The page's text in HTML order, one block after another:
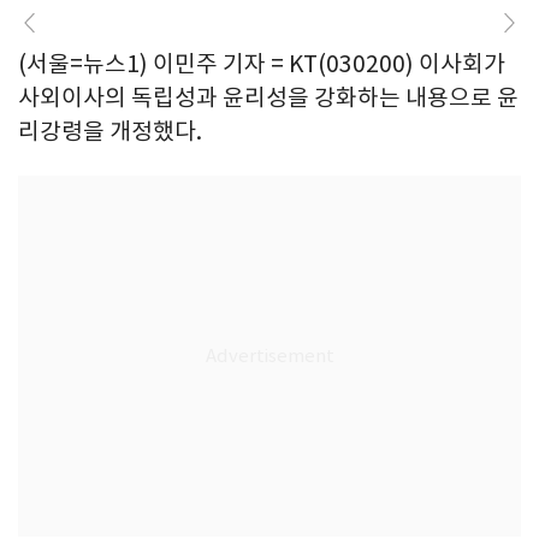
(서울=뉴스1) 이민주 기자 = KT(030200) 이사회가
사외이사의 독립성과 윤리성을 강화하는 내용으로 윤
리강령을 개정했다.